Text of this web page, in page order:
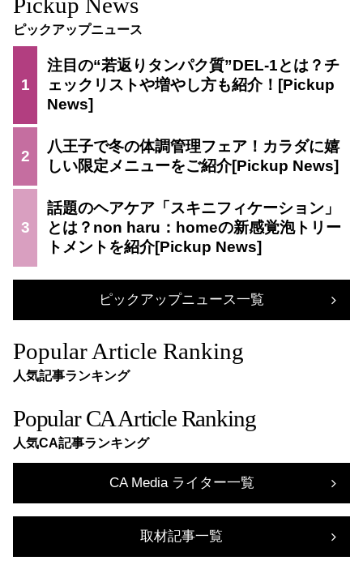
ピックアップニュース
1
注目の“若返りタンパク質”DEL-1とは？チ
ェックリストや増やし方も紹介！
2
八王子で冬の体調管理フェア！カラダに嬉
しい限定メニューをご紹介
3
話題のヘアケア「スキニフィケーション」
とは？non haru：homeの新感覚泡トリー
トメントを紹介
ピックアップニュース一覧
Popular Article Ranking
人気記事ランキング
Popular CA Article Ranking
人気CA記事ランキング
CA Media ライター一覧
取材記事一覧